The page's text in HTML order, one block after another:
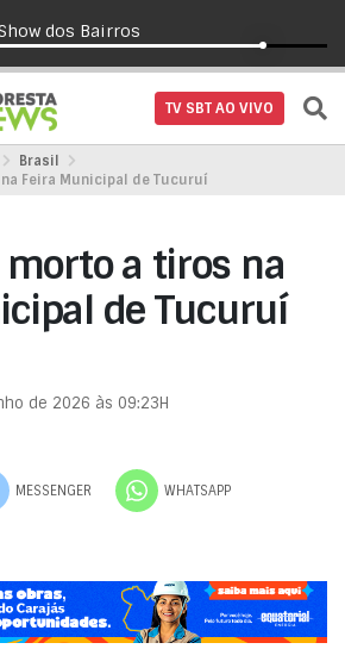
dos Bairros
TV SBT AO VIVO
Brasil
Feira Municipal de Tucuruí
a tiros na
de Tucuruí
de 2026 às 09:23H
MESSENGER WHATSAPP